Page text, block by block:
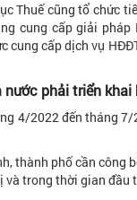
Thuế cũng tổ chức
cung cấp giải
cung cấp dịch vụ
nước phải triển
4/2022 đến tháng
thành phố cần
trong thời gian